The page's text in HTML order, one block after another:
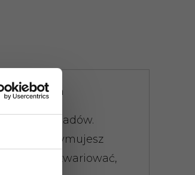
życia
wagi odpadów.
razu otrzymujesz
daj się zwariować,